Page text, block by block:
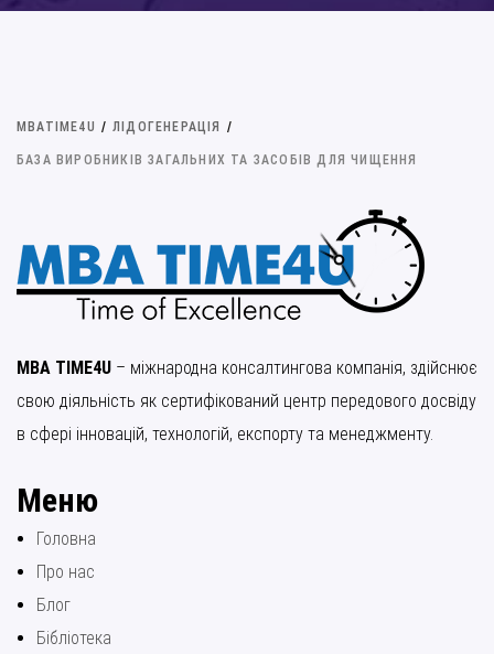
MBATIME4U / ЛІДОГЕНЕРАЦІЯ /
БАЗА ВИРОБНИКІВ ЗАГАЛЬНИХ ТА ЗАСОБІВ ДЛЯ ЧИЩЕННЯ
MBA TIME4U – міжнародна консалтингова компанія, здійснює
свою діяльність як сертифікований центр передового досвіду
в сфері інновацій, технологій, експорту та менеджменту.
Меню
Головна
Про нас
Блог
Бібліотека